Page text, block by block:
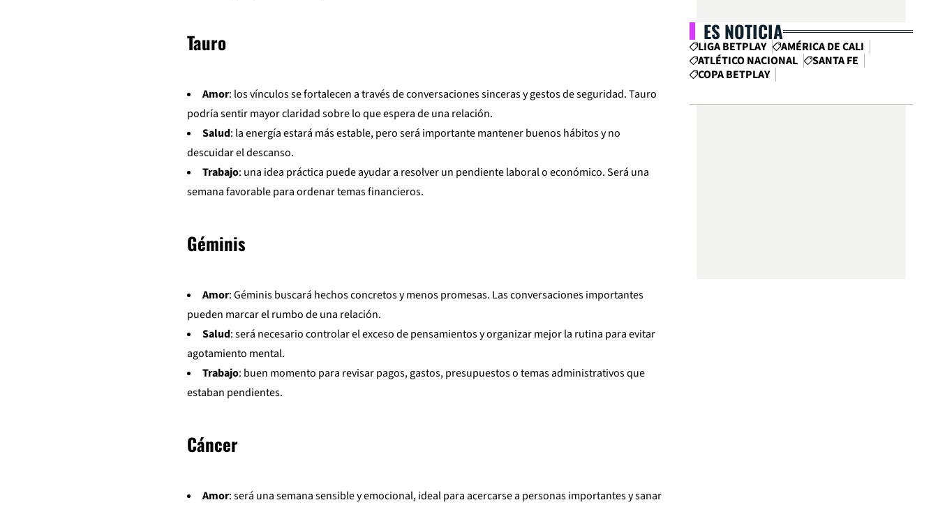
Tauro
Amor: los vínculos se fortalecen a través de conversaciones sinceras y gestos de seguridad. Tauro
podría sentir mayor claridad sobre lo que espera de una relación.
Salud: la energía estará más estable, pero será importante mantener buenos hábitos y no
descuidar el descanso.
Trabajo: una idea práctica puede ayudar a resolver un pendiente laboral o económico. Será una
semana favorable para ordenar temas financieros.
Géminis
Amor: Géminis buscará hechos concretos y menos promesas. Las conversaciones importantes
pueden marcar el rumbo de una relación.
Salud: será necesario controlar el exceso de pensamientos y organizar mejor la rutina para evitar
agotamiento mental.
Trabajo: buen momento para revisar pagos, gastos, presupuestos o temas administrativos que
estaban pendientes.
Cáncer
Amor: será una semana sensible y emocional, ideal para acercarse a personas importantes y sanar
ES NOTICIA
LIGA BETPLAY
AMÉRICA DE CALI
ATLÉTICO NACIONAL
SANTA FE
COPA BETPLAY